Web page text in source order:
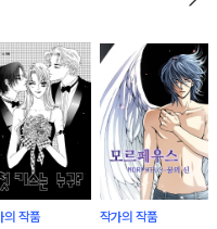
의 작품 작가의 작품